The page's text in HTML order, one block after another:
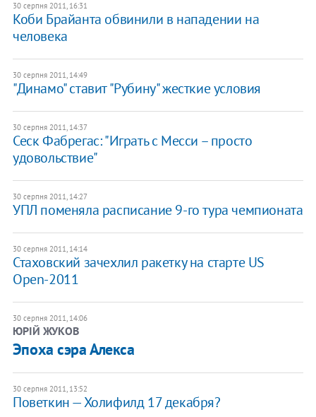
30 серпня 2011, 16:31
Коби Брайанта обвинили в нападении на
человека
30 серпня 2011, 14:49
"Динамо" ставит "Рубину" жесткие условия
30 серпня 2011, 14:37
Сеск Фабрегас: "Играть с Месси – просто
удовольствие"
30 серпня 2011, 14:27
УПЛ поменяла расписание 9-го тура чемпионата
30 серпня 2011, 14:14
Стаховский зачехлил ракетку на старте US
Open-2011
30 серпня 2011, 14:06
ЮРІЙ ЖУКОВ
​Эпоха сэра Алекса
30 серпня 2011, 13:52
Поветкин — Холифилд 17 декабря?